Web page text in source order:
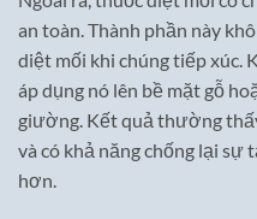
an toàn. Thành phần này
diệt mối khi chúng tiếp xúc.
áp dụng nó lên bề mặt gỗ
giường. Kết quả thường
và có khả năng chống lại sự
hơn.